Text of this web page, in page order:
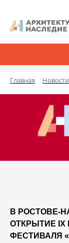
Главная Новости
В РОСТОВЕ-
ОТКРЫТИЕ
ФЕСТИВАЛЯ